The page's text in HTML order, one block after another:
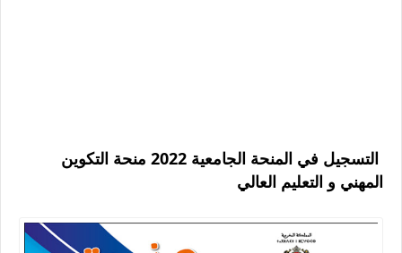
التسجيل في المنحة الجامعية 2022 منحة التكوين
المهني و التعليم العالي